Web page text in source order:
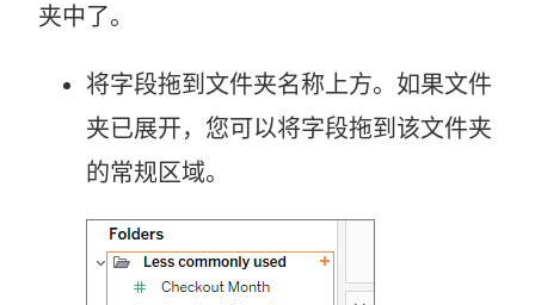
夹中了。
将字段拖到文件夹名称上方。如果文件
夹已展开，您可以将字段拖到该文件夹
的常规区域。